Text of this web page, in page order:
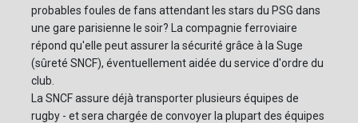
probables foules de fans attendant les stars du PSG dans
une gare parisienne le soir? La compagnie ferroviaire
répond qu'elle peut assurer la sécurité grâce à la Suge
(sûreté SNCF), éventuellement aidée du service d'ordre du
club.
La SNCF assure déjà transporter plusieurs équipes de
rugby - et sera chargée de convoyer la plupart des équipes